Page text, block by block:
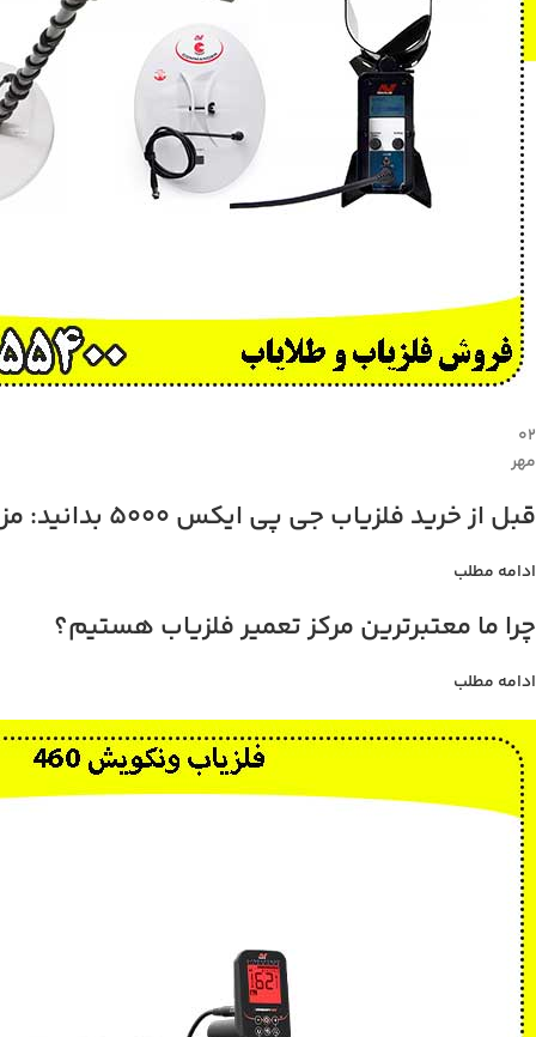
۰۲
مهر
قبل از خرید فلزیاب جی پی ایکس 5000 بدانید: مزایا، معایب، و قیمت
ادامه مطلب
چرا ما معتبرترین مرکز تعمیر فلزیاب هستیم؟
ادامه مطلب